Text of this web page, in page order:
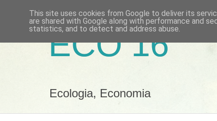
ECO 16
Ecologia, Economia
This site uses cookies from Google to deliver its
are shared with Google along with performance and
statistics, and to detect and address abuse.